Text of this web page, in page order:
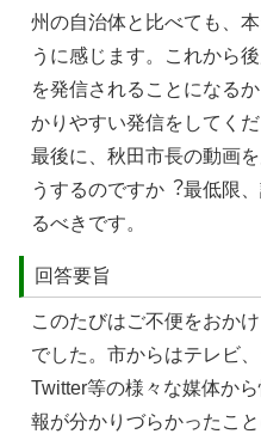
州の⾃治体と⽐べても、
うに感じます。これから
を発信されることになる
かりやすい発信をしてく
最後に、秋⽥市⻑の動画
うするのですか︖最低限
るべきです。
回答要旨
このたびはご不便をおか
でした。市からはテレビ
Twitter等の様々な媒体か
報が分かりづらかったこ